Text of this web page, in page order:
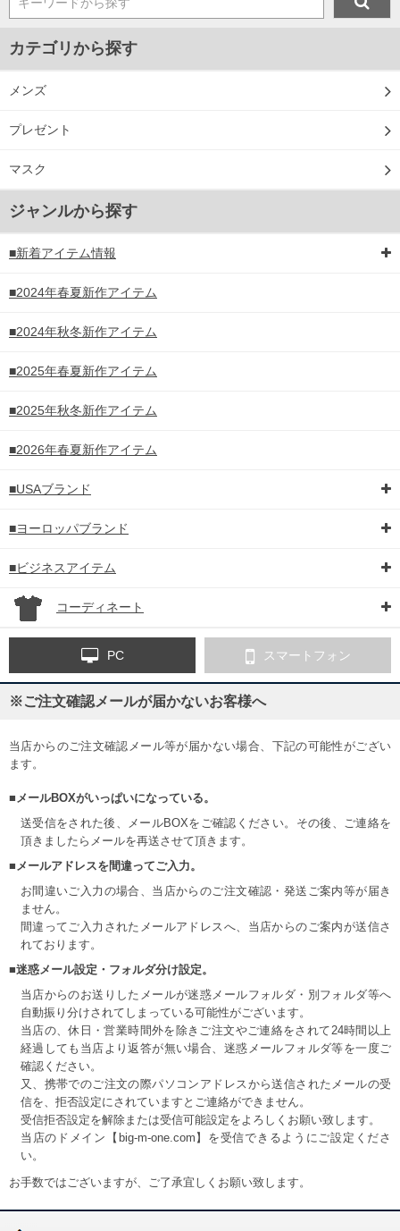
カテゴリから探す
メンズ
プレゼント
マスク
ジャンルから探す
■新着アイテム情報
■2024年春夏新作アイテム
■2024年秋冬新作アイテム
■2025年春夏新作アイテム
■2025年秋冬新作アイテム
■2026年春夏新作アイテム
■USAブランド
■ヨーロッパブランド
■ビジネスアイテム
コーディネート
PC スマートフォン
※ご注文確認メールが届かないお客様へ
当店からのご注文確認メール等が届かない場合、下記の可能性がござい
ます。
■メールBOXがいっぱいになっている。
送受信をされた後、メールBOXをご確認ください。その後、ご連絡を
頂きましたらメールを再送させて頂きます。
■メールアドレスを間違ってご入力。
お間違いご入力の場合、当店からのご注文確認・発送ご案内等が届き
ません。
間違ってご入力されたメールアドレスへ、当店からのご案内が送信さ
れております。
■迷惑メール設定・フォルダ分け設定。
当店からのお送りしたメールが迷惑メールフォルダ・別フォルダ等へ
自動振り分けされてしまっている可能性がございます。
当店の、休日・営業時間外を除きご注文やご連絡をされて24時間以上
経過しても当店より返答が無い場合、迷惑メールフォルダ等を一度ご
確認ください。
又、携帯でのご注文の際パソコンアドレスから送信されたメールの受
信を、拒否設定にされていますとご連絡ができません。
受信拒否設定を解除または受信可能設定をよろしくお願い致します。
当店のドメイン【big-m-one.com】を受信できるようにご設定くださ
い。
お手数ではございますが、ご了承宜しくお願い致します。